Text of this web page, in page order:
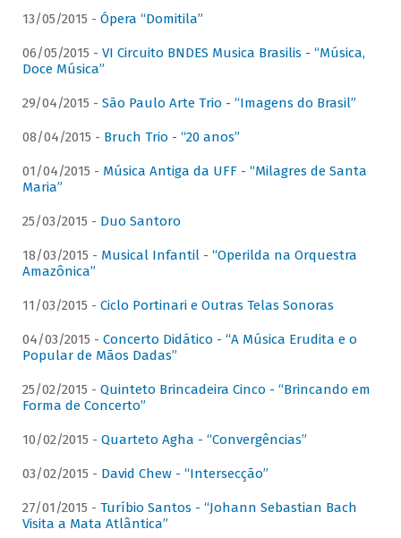
13/05/2015 - Ópera “Domitila”
06/05/2015 - VI Circuito BNDES Musica Brasilis - “Música,
Doce Música”
29/04/2015 - São Paulo Arte Trio - “Imagens do Brasil”
08/04/2015 - Bruch Trio - “20 anos”
01/04/2015 - Música Antiga da UFF - “Milagres de Santa
Maria”
25/03/2015 - Duo Santoro
18/03/2015 - Musical Infantil - “Operilda na Orquestra
Amazônica”
11/03/2015 - Ciclo Portinari e Outras Telas Sonoras
04/03/2015 - Concerto Didático - “A Música Erudita e o
Popular de Mãos Dadas”
25/02/2015 - Quinteto Brincadeira Cinco - “Brincando em
Forma de Concerto”
10/02/2015 - Quarteto Agha - “Convergências”
03/02/2015 - David Chew - “Intersecção”
27/01/2015 - Turíbio Santos - “Johann Sebastian Bach
Visita a Mata Atlântica”